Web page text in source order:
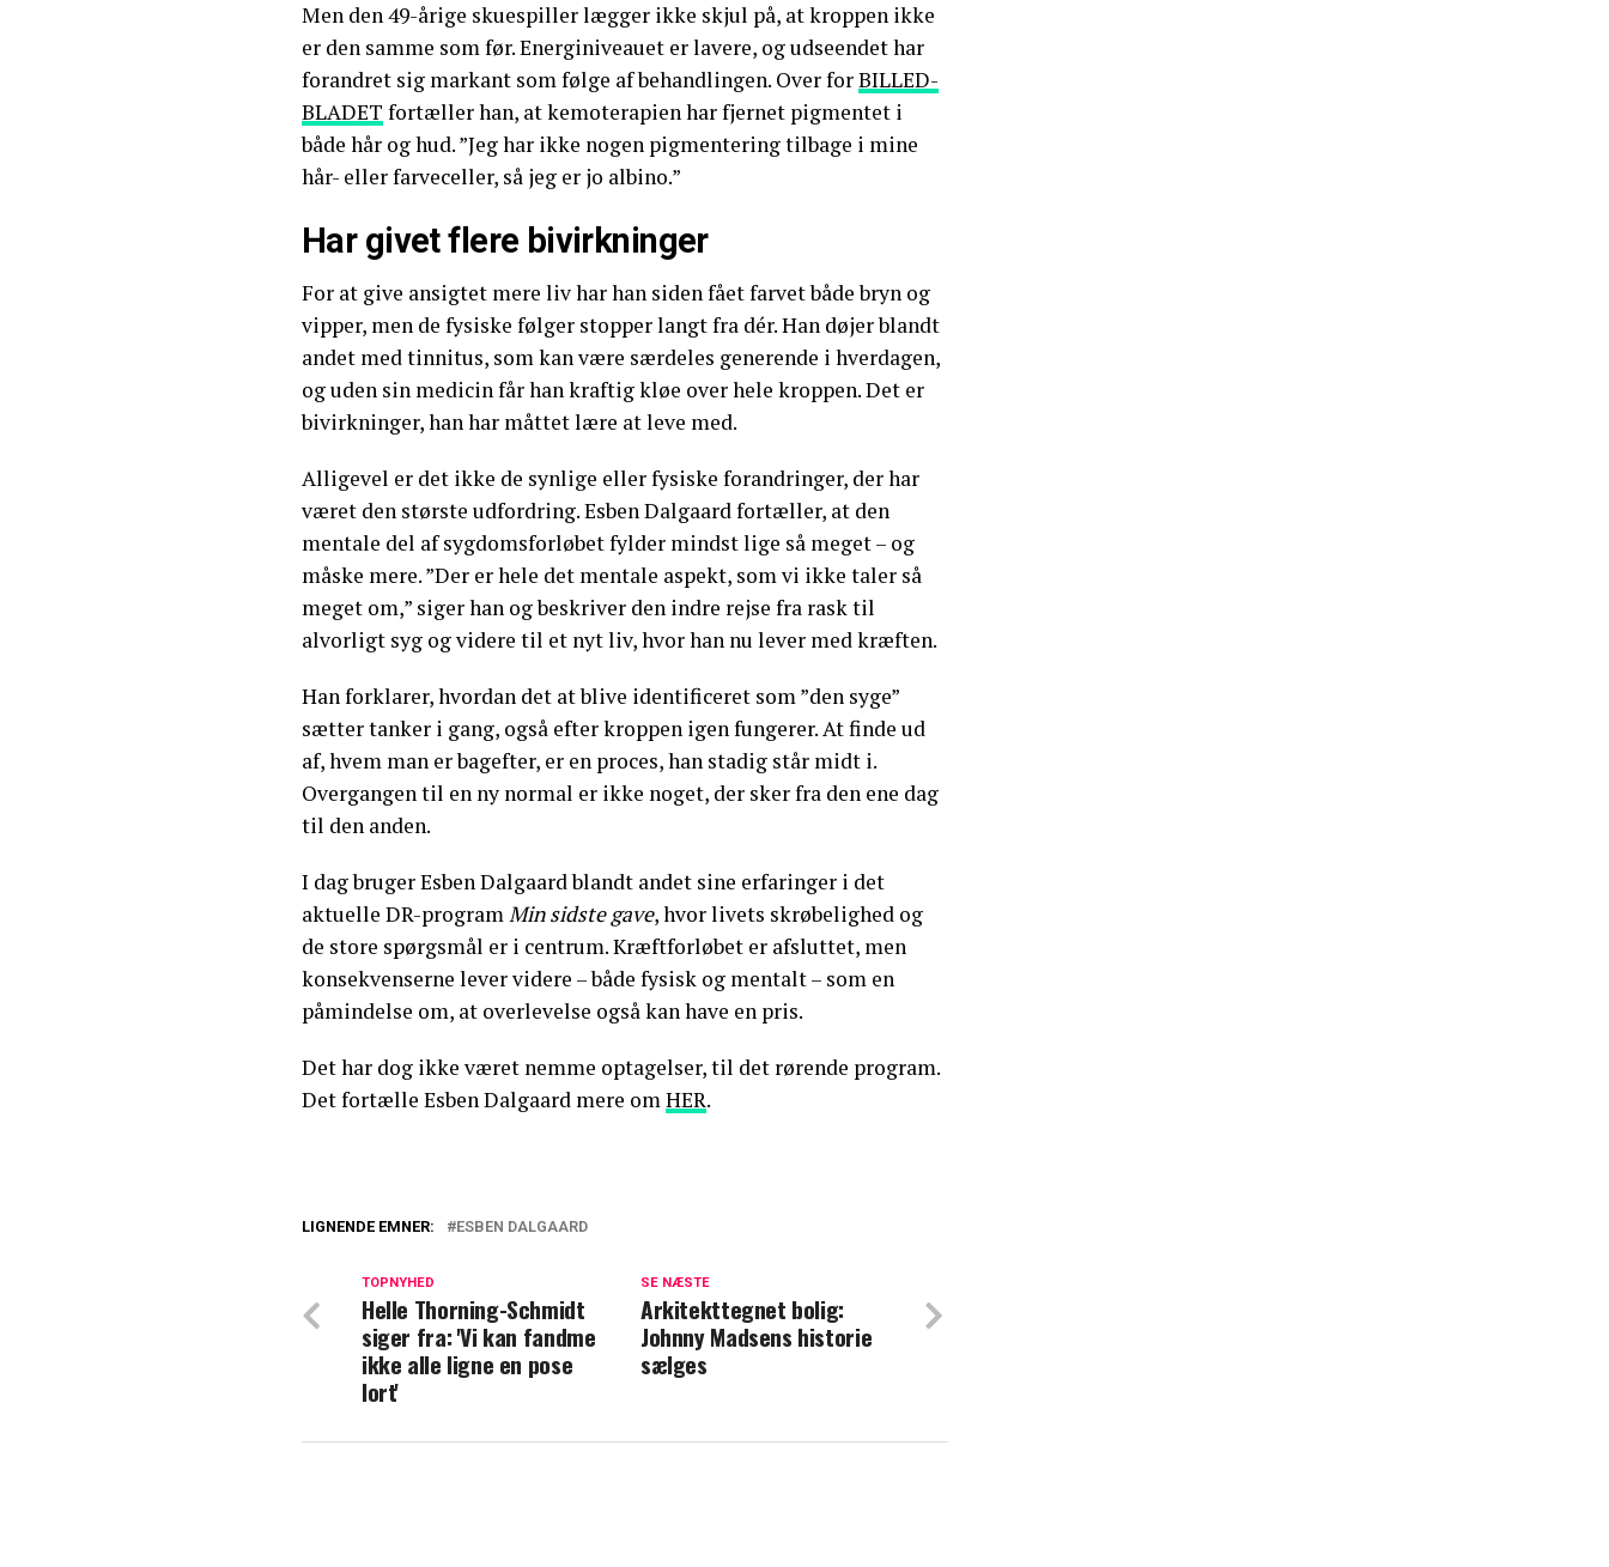
Men den 49-årige skuespiller lægger ikke skjul på, at kroppen ikke
er den samme som før. Energiniveauet er lavere, og udseendet har
forandret sig markant som følge af behandlingen. Over forBILLED-
BLADET fortæller han, at kemoterapien har fjernet pigmentet i
både hår og hud. ”Jeg har ikke nogen pigmentering tilbage i mine
hår- eller farveceller, så jeg er jo albino.”
Har givet flere bivirkninger
For at give ansigtet mere liv har han siden fået farvet både bryn og
vipper, men de fysiske følger stopper langt fra dér. Han døjer blandt
andet med tinnitus, som kan være særdeles generende i hverdagen,
og uden sin medicin får han kraftig kløe over hele kroppen. Det er
bivirkninger, han har måttet lære at leve med.
Alligevel er det ikke de synlige eller fysiske forandringer, der har
været den største udfordring. Esben Dalgaard fortæller, at den
mentale del af sygdomsforløbet fylder mindst lige så meget – og
måske mere. ”Der er hele det mentale aspekt, som vi ikke taler så
meget om,” siger han og beskriver den indre rejse fra rask til
alvorligt syg og videre til et nyt liv, hvor han nu lever med kræften.
Han forklarer, hvordan det at blive identificeret som ”den syge”
sætter tanker i gang, også efter kroppen igen fungerer. At finde ud
af, hvem man er bagefter, er en proces, han stadig står midt i.
Overgangen til en ny normal er ikke noget, der sker fra den ene dag
til den anden.
I dag bruger Esben Dalgaard blandt andet sine erfaringer i det
aktuelle DR-programMin sidste gave, hvor livets skrøbelighed og
de store spørgsmål er i centrum. Kræftforløbet er afsluttet, men
konsekvenserne lever videre – både fysisk og mentalt – som en
påmindelse om, at overlevelse også kan have en pris.
Det har dog ikke været nemme optagelser, til det rørende program.
Det fortælle Esben Dalgaard mere omHER.
forskel
Esben Dalgaard: 'Havde aldrig troet, at det skulle ske'
LIGNENDE EMNER: ESBEN DALGAARD
SE NÆSTE
Arkitekttegnet bolig:
Johnny Madsens historie
sælges
TOPNYHED
Helle Thorning-Schmidt
siger fra: 'Vi kan fandme
ikke alle ligne en pose
lort'